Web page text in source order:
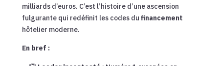
milliards d’euros. C’est l’histoire d’une ascension
fulgurante qui redéfinit les codes du financement
hôtelier moderne.
En bref :